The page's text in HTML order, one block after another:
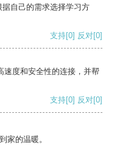
自己的需求选择学习方
支持[0] 反对[0]
速度和安全性的连接，并帮
支持[0] 反对[0]
家的温暖。